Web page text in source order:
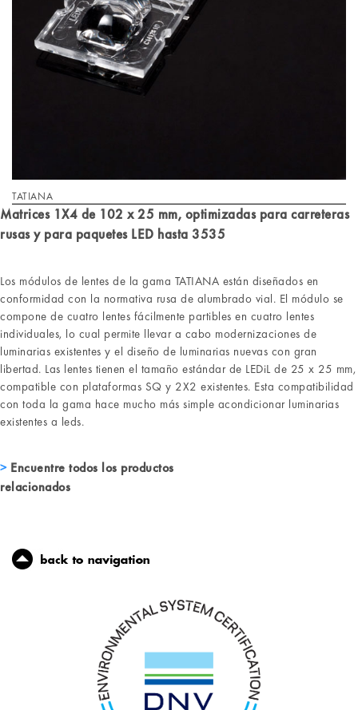
TATIANA
Matrices 1X4 de 102 x 25 mm, optimizadas para carreteras
rusas y para paquetes LED hasta 3535
Los módulos de lentes de la gama TATIANA están diseñados en
conformidad con la normativa rusa de alumbrado vial. El módulo se
compone de cuatro lentes fácilmente partibles en cuatro lentes
individuales, lo cual permite llevar a cabo modernizaciones de
luminarias existentes y el diseño de luminarias nuevas con gran
libertad. Las lentes tienen el tamaño estándar de LEDiL de 25 x 25 mm,
compatible con plataformas SQ y 2X2 existentes. Esta compatibilidad
con toda la gama hace mucho más simple acondicionar luminarias
existentes a leds.
Encuentre todos los productos
relacionados